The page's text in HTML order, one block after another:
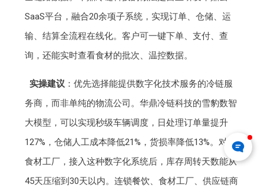
SaaS平台，融合20余项子系统，实现订单、仓储、运
输、结算全流程在线化。客户可一键下单、支付、查
询，还能实时查看食材的批次、温控数据。
实操建议 ：优先选择能提供数字化技术服务的冷链服
务商，而非单纯的物流公司。华鼎冷链科技的雪豹数智
大模型，可以实现秒级车辆调度，日处理订单量提升
127%，仓储人工成本降低21%，货损率降低13%。对于
食材工厂，接入这种数字化系统后，库存周转天数能从
45天压缩到30天以内。连锁餐饮、食材工厂、供应链商